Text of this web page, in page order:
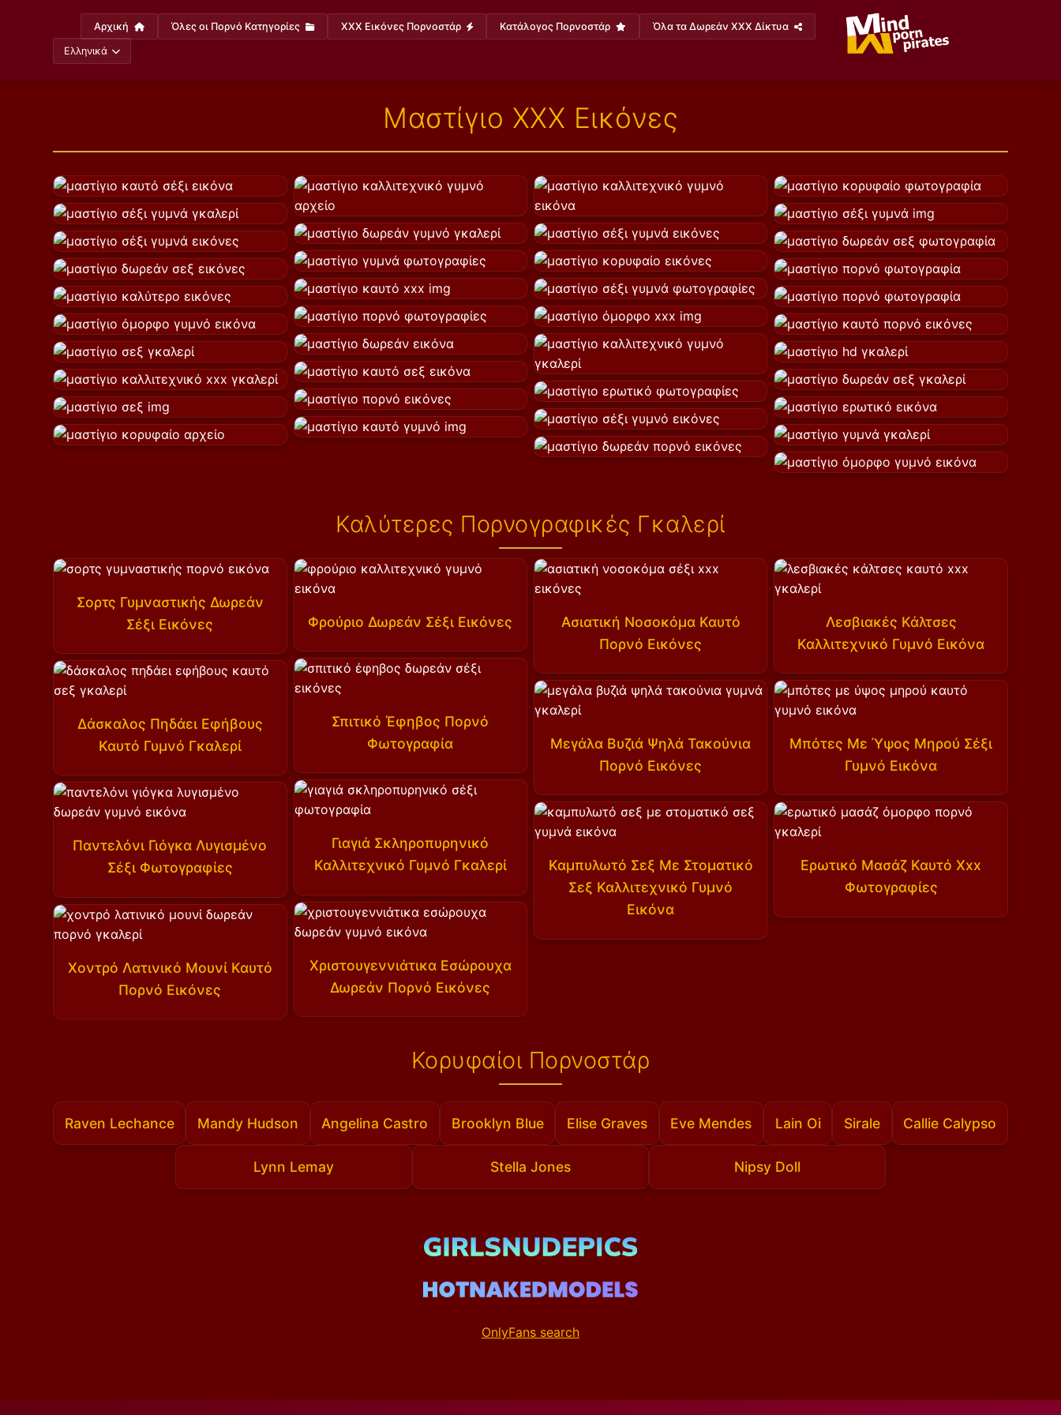
Αρχική Όλες οι Πορνό Κατηγορίες XXX Εικόνες Πορνοστάρ Κατάλογος Πορνοστάρ Όλα τα Δωρεάν XXX Δίκτυα
Ελληνικά
Μαστίγιο XXX Εικόνες
Καλύτερες Πορνογραφικές Γκαλερί
Σορτς Γυμναστικής Δωρεάν
Σέξι Εικόνες
Δάσκαλος Πηδάει Εφήβους
Καυτό Γυμνό Γκαλερί
Παντελόνι Γιόγκα Λυγισμένο
Σέξι Φωτογραφίες
Χοντρό Λατινικό Μουνί Καυτό
Πορνό Εικόνες
Φρούριο Δωρεάν Σέξι Εικόνες
Σπιτικό Έφηβος Πορνό
Φωτογραφία
Γιαγιά Σκληροπυρηνικό
Καλλιτεχνικό Γυμνό Γκαλερί
Χριστουγεννιάτικα Εσώρουχα
Δωρεάν Πορνό Εικόνες
Ασιατική Νοσοκόμα Καυτό
Πορνό Εικόνες
Μεγάλα Βυζιά Ψηλά Τακούνια
Πορνό Εικόνες
Καμπυλωτό Σεξ Με Στοματικό
Σεξ Καλλιτεχνικό Γυμνό
Εικόνα
Λεσβιακές Κάλτσες
Καλλιτεχνικό Γυμνό Εικόνα
Μπότες Με Ύψος Μηρού Σέξι
Γυμνό Εικόνα
Ερωτικό Μασάζ Καυτό Xxx
Φωτογραφίες
Κορυφαίοι Πορνοστάρ
Raven Lechance Mandy Hudson Angelina Castro Brooklyn Blue Elise Graves Eve Mendes Lain Oi Sirale Callie Calypso
Lynn Lemay Stella Jones Nipsy Doll
OnlyFans search